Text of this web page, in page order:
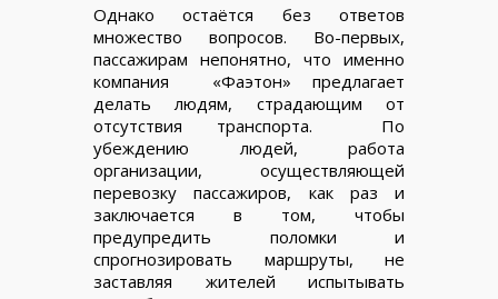
Однако остаётся без ответов
множество вопросов. Во-первых,
пассажирам непонятно, что именно
компания «Фаэтон» предлагает
делать людям, страдающим от
отсутствия транспорта. По
убеждению людей, работа
организации, осуществляющей
перевозку пассажиров, как раз и
заключается в том, чтобы
предупредить поломки и
спрогнозировать маршруты, не
заставляя жителей испытывать